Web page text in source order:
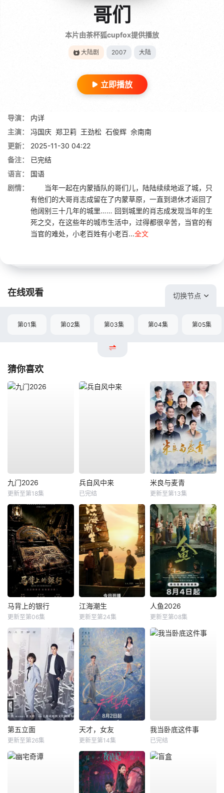
哥们
本片由茶杯狐cupfox提供播放
大陆剧 2007 大陆
立即播放
导演：
内详
主演：
冯国庆 郑卫莉 王劲松 石俊辉 佘南南
更新：
2025-11-30 04:22
备注：
已完结
语言：
国语
剧情：
当年一起在内蒙插队的哥们儿，陆陆续续地返了城，只
有他们的大哥肖志成留在了内蒙草原，一直到退休才返回了
他阔别三十几年的城里…… 回到城里的肖志成发现当年的生
死之交，在这些年的城市生活中，过得都很辛苦，当官的有
当官的难处，小老百姓有小老百...全文
在线观看 切换节点
第01集 第02集 第03集 第04集 第05集
猜你喜欢
九门2026
更新至第18集
兵自风中来
已完结
米良与麦青
更新至第13集
马背上的银行
更新至第06集
江海潮生
更新至第24集
人鱼2026
更新至第08集
第五立面
更新至第26集
天才，女友
更新至第14集
我当卧底这件事
已完结